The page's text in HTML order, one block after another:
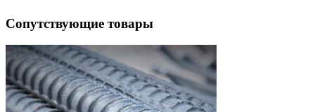
Cопутствующие товары